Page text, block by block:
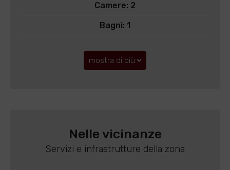
Camere: 2
Bagni: 1
mostra di più
Nelle vicinanze
Servizi e infrastrutture della zona